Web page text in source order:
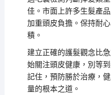
佳。市面上許多生髮產
加重頭皮負擔。保持耐
積。
建立正確的護髮觀念比
始關注頭皮健康，別等
記住，預防勝於治療，
量的根本之道。